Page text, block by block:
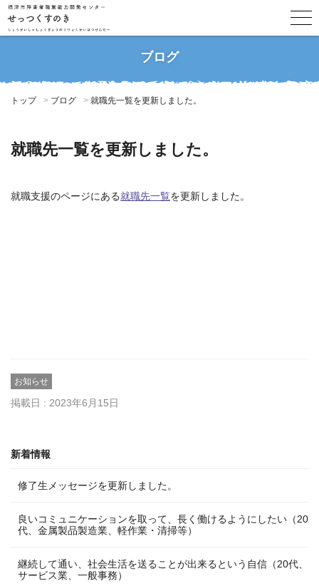
ブログ
トップ ブログ 就職先一覧を更新しました。
就職先一覧を更新しました。
就職支援のページにある就職先一覧を更新しました。
お知らせ
掲載日 : 2023年6月15日
新着情報
修了生メッセージを更新しました。
良いコミュニケーションを取って、長く働けるようにしたい（20
代、金属製品製造業、軽作業・清掃等）
継続して通い、社会生活を送ることが出来るという自信（20代、
サービス業、一般事務）